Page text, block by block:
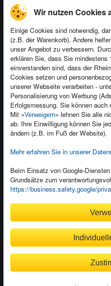
Wir nutzen Cookies
Einige Cookies sind notwendig,
(z.B. der Warenkorb). Andere
unser Angebot zu verbessern.
erklären Sie, dass Sie mindestens
einverstanden sind, dass der
Cookies setzen und
unserer Webseite verarbeiten -
Personalisierung von Werbung
Erfolgsmessung. Sie können auch
Mit »Verweigern« lehnen Sie alle
ab. Ihre Einwilligung können Sie
ändern (z.B. im Fuß der Website).
Mehr erfahren Sie in unserer
Beim Einsatz von Google-
Grundsätze zum
https://business.safety.google/
Kontakt
Newsletter
Für Unternehmen
Presseservice
Dozentenservice
Kundenservice
Wir sind gerne für Sie da!
service@rheinwerk-verlag.de
Rechnung Bankeinzug